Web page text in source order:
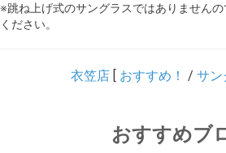
※跳ね上げ式のサングラスではありません
ください。
衣笠店 [ おすすめ！ / サン
おすすめブ